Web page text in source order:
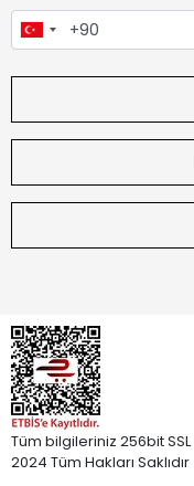
Tüm bilgileriniz 256bit
2024 Tüm Hakları Saklıdır